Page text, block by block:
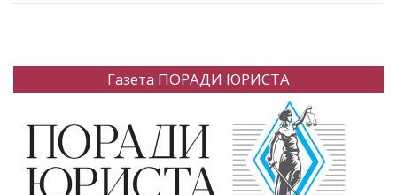
Газета ПОРАДИ ЮРИСТА